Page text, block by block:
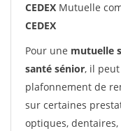
CEDEX Mutuelle
CEDEX
Pour une mutuelle
santé sénior, il
plafonnement de
sur certaines
optiques,